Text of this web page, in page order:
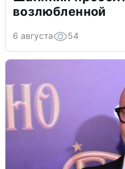
возлюбленной
6 августа 54